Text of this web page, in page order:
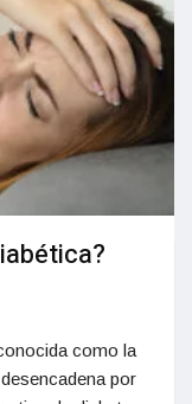
como la
por